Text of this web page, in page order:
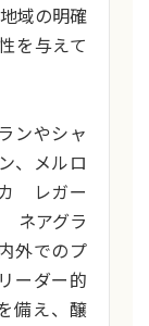
域の明確
を与えて
ンやシャ
、メルロ
レガー
ネアグラ
外でのプ
ーダー的
備え、醸